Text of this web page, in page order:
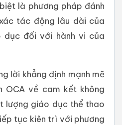
là phương pháp đánh
tác động lâu dài của
đối với hành vi của
lời khẳng định mạnh mẽ
về cam kết không
lượng giáo dục thể thao
tục kiên trì với phương